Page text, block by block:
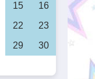
15
16
22
23
29
30